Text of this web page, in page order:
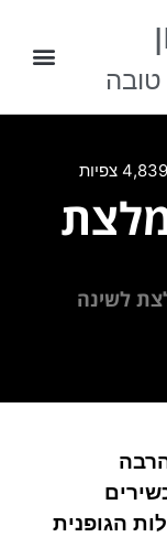
4,839 צפיות
לשינה
הגופנית